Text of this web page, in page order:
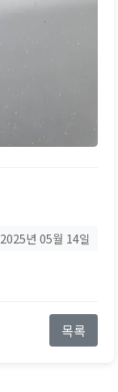
2025년 05월 14일
목록